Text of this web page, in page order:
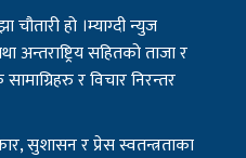
चौतारी हो ।म्याग्दी न्युज
अन्तराष्ट्रिय सहितको ताजा र
र विचार निरन्तर
सुशासन र प्रेस स्वतन्त्रताका